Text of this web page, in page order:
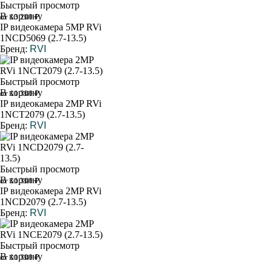
Быстрый просмотр
В корзину
от 13 200 ₽
IP видеокамера 5MP RVi
1NCD5069 (2.7-13.5)
Бренд: RVI
Быстрый просмотр
В корзину
от 11 300 ₽
IP видеокамера 2MP RVi
1NCT2079 (2.7-13.5)
Бренд: RVI
Быстрый просмотр
В корзину
от 11 300 ₽
IP видеокамера 2MP RVi
1NCD2079 (2.7-13.5)
Бренд: RVI
Быстрый просмотр
В корзину
от 11 300 ₽